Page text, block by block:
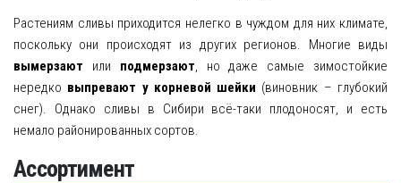
Растениям сливы приходится нелегко в чуждом для них климате,
поскольку они происходят из других регионов. Многие виды
вымерзают или подмерзают , но даже самые зимостойкие
нередко выпревают у корневой шейки (виновник – глубокий
снег). Однако сливы в Сибири всё-таки плодоносят, и есть
немало районированных сортов.
Ассортимент